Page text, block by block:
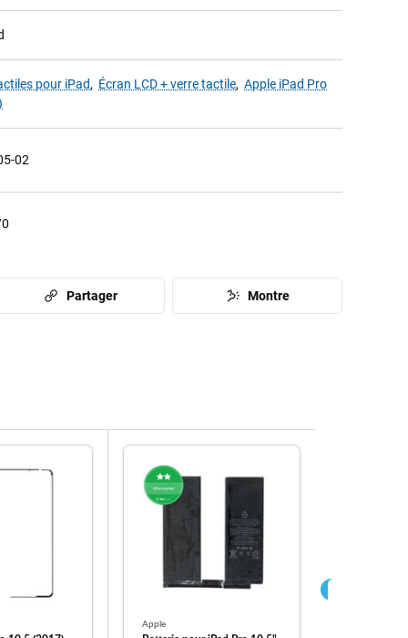
pour iPad, Écran LCD + verre tactile, Apple iPad Pro
02
Partager Montre
Apple